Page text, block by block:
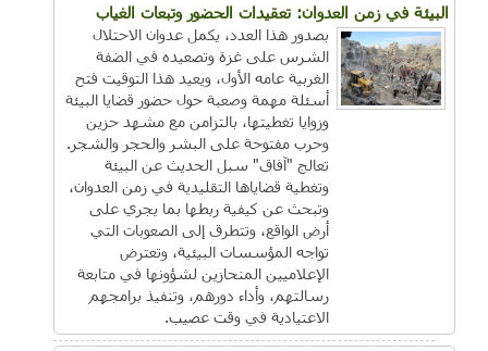
البيئة في زمن العدوان: تعقيدات الحضور وتبعات الغياب
بصدور هذا العدد، يكمل عدوان الاحتلال
الشرس على غزة وتصعيده في الضفة
الغربية عامه الأول، ويعيد هذا التوقيت فتح
أسئلة مهمة وصعبة حول حضور قضايا البيئة
وزوايا تغطيتها، بالتزامن مع مشهد حزين
وحرب مفتوحة على البشر والحجر والشجر.
تعالج "آفاق" سبل الحديث عن البيئة
وتغطية قضاياها التقليدية في زمن العدوان،
وتبحث عن كيفية ربطها بما يجري على
أرض الواقع، وتتطرق إلى الصعوبات التي
تواجه المؤسسات البيئية، وتعترض
الإعلاميين المنحازين لشؤونها في متابعة
رسالتهم، وأداء دورهم، وتنفيذ برامجهم
الاعتيادية في وقت عصيب.